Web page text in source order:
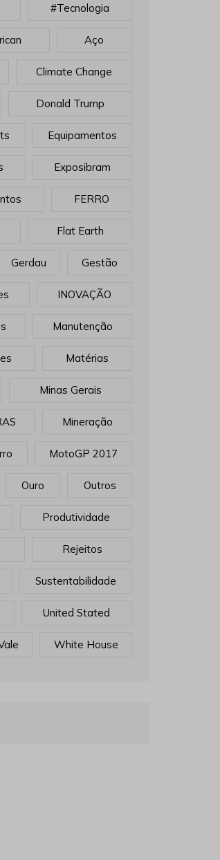
#tecnologia
Aço
Climate Change
Donald Trump
Equipamentos
Exposibram
FERRO
Flat Earth
Gerdau Gestão
INOVAÇÃO
Manutenção
Matérias
Minas Gerais
Mineração
MotoGP 2017
Ouro Outros
Produtividade
Rejeitos
Sustentabilidade
United Stated
White House